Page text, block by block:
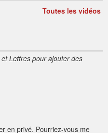
Toutes les vidéos
Lettres pour ajouter des
en privé. Pourriez-vous me